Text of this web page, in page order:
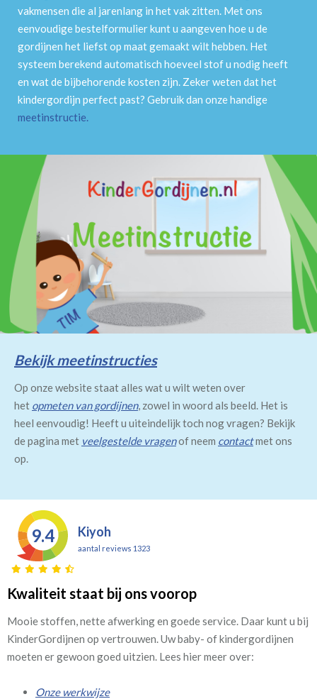
vakmensen die al jarenlang in het vak zitten. Met ons
eenvoudige bestelformulier kunt u aangeven hoe u de
gordijnen het liefst op maat gemaakt wilt hebben. Het
systeem berekend automatisch hoeveel stof u nodig heeft
en wat de bijbehorende kosten zijn. Zeker weten dat het
kindergordijn perfect past? Gebruik dan onze handige
meetinstructie.
Bekijk meetinstructies
Op onze website staat alles wat u wilt weten over
het opmeten van gordijnen, zowel in woord als beeld. Het is
heel eenvoudig! Heeft u uiteindelijk toch nog vragen? Bekijk
de pagina met veelgestelde vragenof neem contactmet ons
op.
9.4 Kiyoh
aantal reviews 1323
Kwaliteit staat bij ons voorop
Mooie stoffen, nette afwerking en goede service. Daar kunt u bij
KinderGordijnen op vertrouwen. Uw baby- of kindergordijnen
moeten er gewoon goed uitzien. Lees hier meer over:
Onze werkwijze